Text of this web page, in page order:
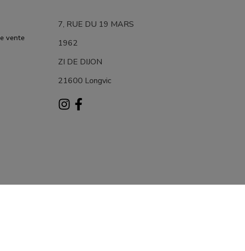
vente
7, RUE DU 19 MARS
1962
ZI DE DIJON
21600 Longvic